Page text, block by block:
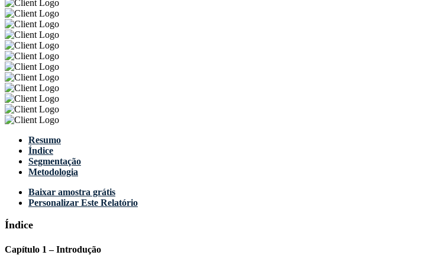
Resumo
Índice
Segmentação
Metodologia
Baixar amostra grátis
Personalizar Este Relatório
Índice
Capítulo 1 – Introdução